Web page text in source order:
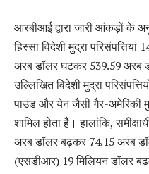
आरबीआई द्वारा जारी आंकड़ों के
हिस्सा विदेशी मुद्रा
अरब डॉलर घटकर 539.59 अरब
उल्लिखित विदेशी मुद्रा
पाउंड और येन जैसी गैर-अमेरिकी
शामिल होता है। हालांकि,
अरब डॉलर बढ़कर 74.15 अरब
(एसडीआर) 19 मिलियन डॉलर